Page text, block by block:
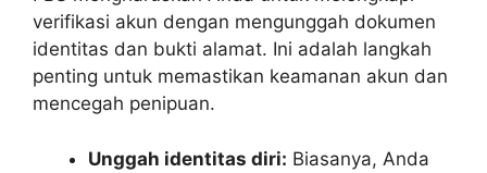
verifikasi akun dengan mengunggah dokumen
identitas dan bukti alamat. Ini adalah langkah
penting untuk memastikan keamanan akun dan
mencegah penipuan.
Unggah identitas diri: Biasanya, Anda